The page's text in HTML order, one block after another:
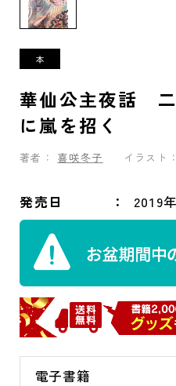
華仙公主夜話
に嵐を招く
著者： 喜咲冬子 イラスト：
発売日 2019
電子書籍